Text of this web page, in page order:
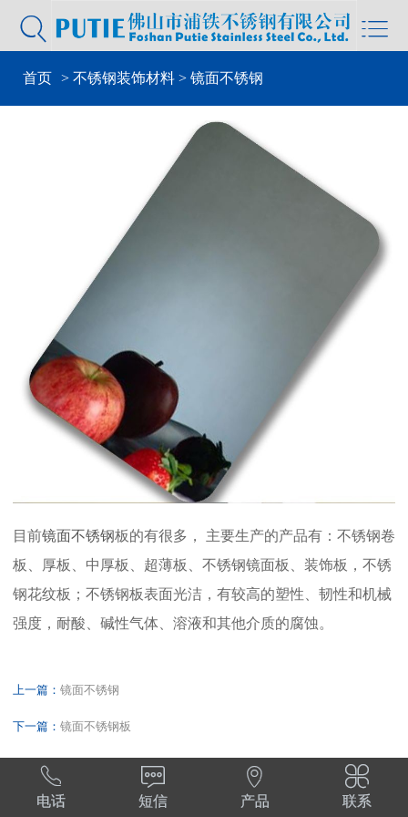


首页 > 不锈钢装饰材料 > 镜面不锈钢
目前镜面不锈钢板的有很多， 主要生产的产品有：不锈钢卷
板、厚板、中厚板、超薄板、不锈钢镜面板、装饰板，不锈
钢花纹板；不锈钢板表面光洁，有较高的塑性、韧性和机械
强度，耐酸、碱性气体、溶液和其他介质的腐蚀。
上一篇： 镜面不锈钢
下一篇： 镜面不锈钢板

电话

短信

产品

联系